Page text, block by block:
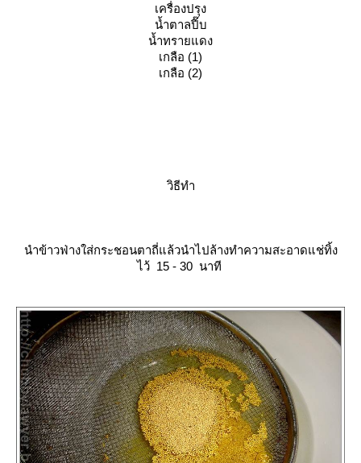
เครื่องปรุง
น้ำตาลปี๊บ
น้ำทรายแดง
เกลือ (1)
เกลือ (2)
วิธีทำ
นำข้าวฟ่างใส่กระชอนตาถี่แล้วนำไปล้างทำความสะอาดแช่ทิ้ง
ไว้ 15 - 30 นาที